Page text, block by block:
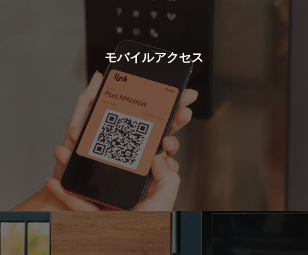
モバイルアクセス